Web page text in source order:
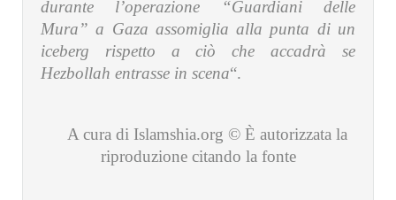
durante l’operazione “Guardiani delle
Mura” a Gaza assomiglia alla punta di un
iceberg rispetto a ciò che accadrà se
Hezbollah entrasse in scena“.
A cura di Islamshia.org © È autorizzata la
riproduzione citando la fonte